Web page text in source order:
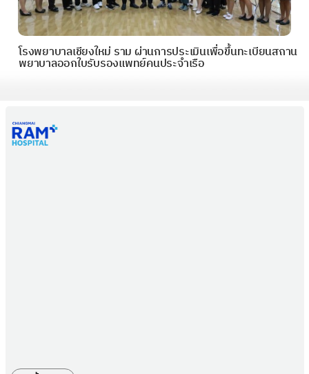
โรงพยาบาลเชียงใหม่ ราม ผ่านการประเมินเพื่อขึ้นทะเบียนสถาน
พยาบาลออกใบรับรองแพทย์คนประจำเรือ